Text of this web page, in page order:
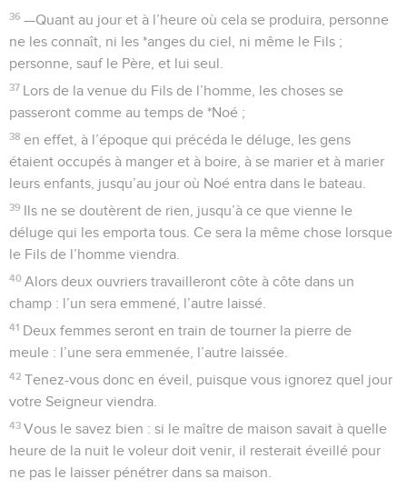
36 —Quant au jour et à l’heure où cela se produira, personne
ne les connaît, ni les *anges du ciel, ni même le Fils ;
personne, sauf le Père, et lui seul.
37 Lors de la venue du Fils de l’homme, les choses se
passeront comme au temps de *Noé ;
38 en effet, à l’époque qui précéda le déluge, les gens
étaient occupés à manger et à boire, à se marier et à marier
leurs enfants, jusqu’au jour où Noé entra dans le bateau.
39 Ils ne se doutèrent de rien, jusqu’à ce que vienne le
déluge qui les emporta tous. Ce sera la même chose lorsque
le Fils de l’homme viendra.
40 Alors deux ouvriers travailleront côte à côte dans un
champ : l’un sera emmené, l’autre laissé.
41 Deux femmes seront en train de tourner la pierre de
meule : l’une sera emmenée, l’autre laissée.
42 Tenez-vous donc en éveil, puisque vous ignorez quel jour
votre Seigneur viendra.
43 Vous le savez bien : si le maître de maison savait à quelle
heure de la nuit le voleur doit venir, il resterait éveillé pour
ne pas le laisser pénétrer dans sa maison.